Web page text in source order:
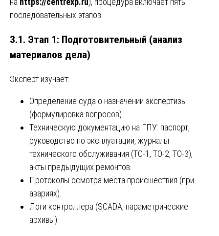
последовательных этапов.
3.1. Этап 1: Подготовительный (анализ
материалов дела)
Эксперт изучает:
Определение суда о назначении экспертизы
(формулировка вопросов).
Техническую документацию на ГПУ: паспорт,
руководство по эксплуатации, журналы
технического обслуживания (ТО-1, ТО-2, ТО-3),
акты предыдущих ремонтов.
Протоколы осмотра места происшествия (при
авариях).
Логи контроллера (SCADA, параметрические
архивы).